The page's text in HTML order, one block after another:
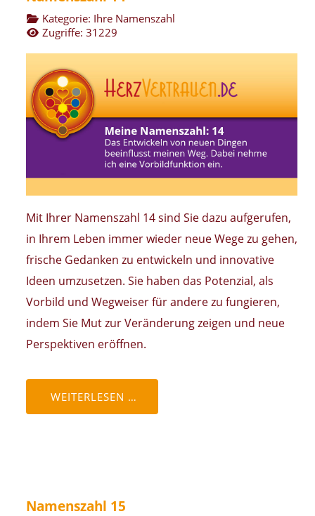
Kategorie: Ihre Namenszahl
Zugriffe: 31229
Mit Ihrer Namenszahl 14 sind Sie dazu aufgerufen,
in Ihrem Leben immer wieder neue Wege zu gehen,
frische Gedanken zu entwickeln und innovative
Ideen umzusetzen. Sie haben das Potenzial, als
Vorbild und Wegweiser für andere zu fungieren,
indem Sie Mut zur Veränderung zeigen und neue
Perspektiven eröffnen.
WEITERLESEN …
Namenszahl 15